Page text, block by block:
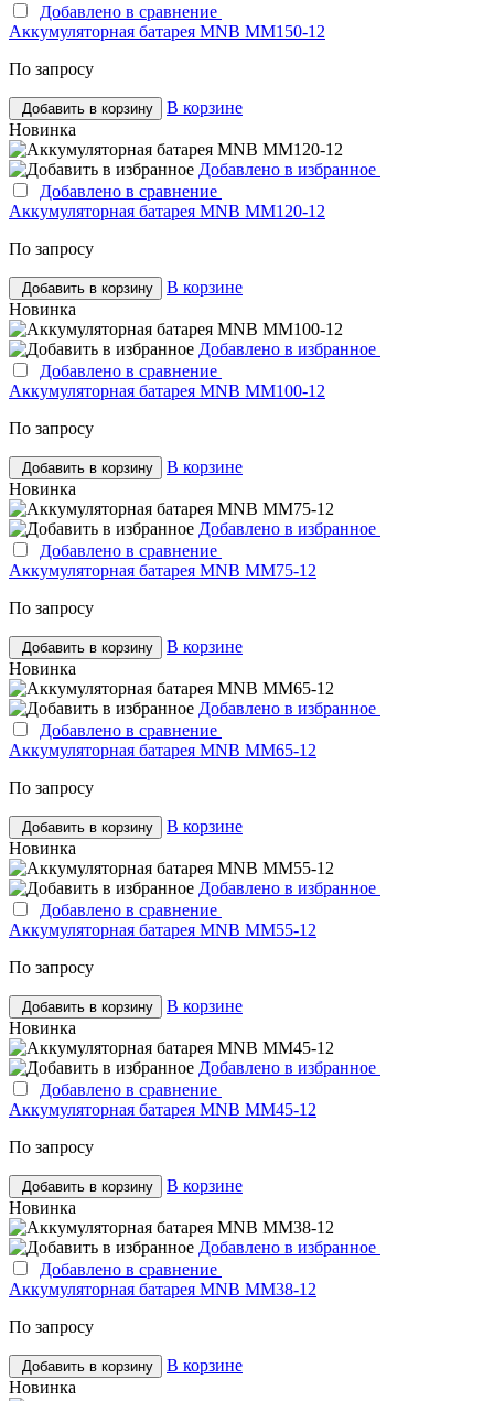
Добавлено в сравнение
Аккумуляторная батарея MNB MM150-12
По запросу
Добавить в корзину
В корзине
Новинка
Добавлено в избранное
Добавлено в сравнение
Аккумуляторная батарея MNB MM120-12
По запросу
Добавить в корзину
В корзине
Новинка
Добавлено в избранное
Добавлено в сравнение
Аккумуляторная батарея MNB MM100-12
По запросу
Добавить в корзину
В корзине
Новинка
Добавлено в избранное
Добавлено в сравнение
Аккумуляторная батарея MNB MM75-12
По запросу
Добавить в корзину
В корзине
Новинка
Добавлено в избранное
Добавлено в сравнение
Аккумуляторная батарея MNB MM65-12
По запросу
Добавить в корзину
В корзине
Новинка
Добавлено в избранное
Добавлено в сравнение
Аккумуляторная батарея MNB MM55-12
По запросу
Добавить в корзину
В корзине
Новинка
Добавлено в избранное
Добавлено в сравнение
Аккумуляторная батарея MNB MM45-12
По запросу
Добавить в корзину
В корзине
Новинка
Добавлено в избранное
Добавлено в сравнение
Аккумуляторная батарея MNB MM38-12
По запросу
Добавить в корзину
В корзине
Новинка